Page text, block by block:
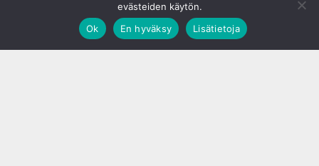
evästeiden käytön.
Ok
En hyväksy Lisätietoja